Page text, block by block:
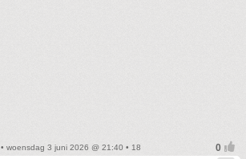
• woensdag 3 juni 2026 @ 21:40 • 18